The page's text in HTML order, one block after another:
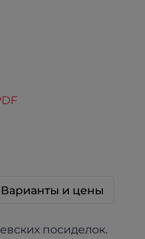
Варианты и цены
посиделок.